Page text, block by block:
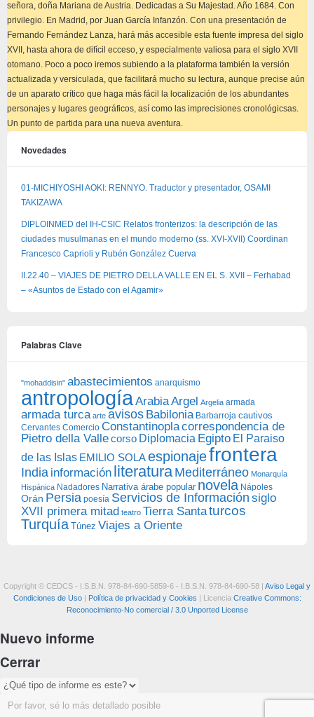
señora, doña Mariana de Austria. Dedicadas a Su Majestad. Año 1684. Con
privilegio. En Madrid, por Juan García Infanzón. Con una presentación de
Fernando Fernández Lanza, hará más accesible esta fuente impresa del siglo
XVII, hasta ahora de difícil ecceso, y especialmente valiosa para el siglo XVII
otomano. Poco a poco iremos subiendo a la plataforma también la versión
actualizada y versiculada, que facilitará mucho su lectura, aunque precise aún
de un aparato crítico que haga más fácil la localización de los abundantes
personajes y lugares geográficos, así como las imprecisiones cronológicsas.
Un punto de partida para una nueva aventura.
Novedades
01-MICHIYOSHI AOKI: RENNYO. Traductor y presentador, OSAMI
TAKIZAWA
DIPLOINMED del IH-CSIC Relatos fronterizos: la descripción de las
ciudades musulmanas en el mundo moderno (ss. XVI-XVII) Coordinan
Francesco Caprioli y Rubén González Cuerva
II.22.40 – VIAJES DE PIETRO DELLA VALLE EN EL S. XVII – Ferhabad
– «Asuntos de Estado con el Agamir»
Palabras Clave
"mohaddisin" abastecimientos anarquismo
antropologíaArabiaArgel Argelia armada
armada turca arte avisos Babilonia Barbarroja cautivos
Cervantes Comercio Constantinoplacorrespondencia de
Pietro della Vallecorso Diplomacia Egipto El Paraiso
de las Islas EMILIO SOLAespionajefrontera
India información literatura Mediterráneo Monarquía
Hispánica Nadadores Narrativa árabe popular novela Nápoles
Orán Persia poesía Servicios de Información siglo
XVII primera mitad teatro Tierra Santaturcos
Turquía Túnez Viajes a Oriente
Copyright © CEDCS - I.S.B.N. 978-84-690-5859-6 - I.B.S.N. 978-84-690-58 | Aviso Legal y
Condiciones de Uso| Política de privacidad y Cookies | Licencia Creative Commons:
Reconocimiento-No comercial / 3.0 Unported License
Nuevo informe
Cerrar